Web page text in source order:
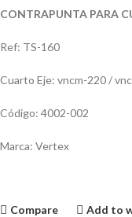
CONTRAPUNTA PARA
Ref: TS-160
Cuarto Eje: vncm-220 /
Código: 4002-002
Marca: Vertex
Compare Add to